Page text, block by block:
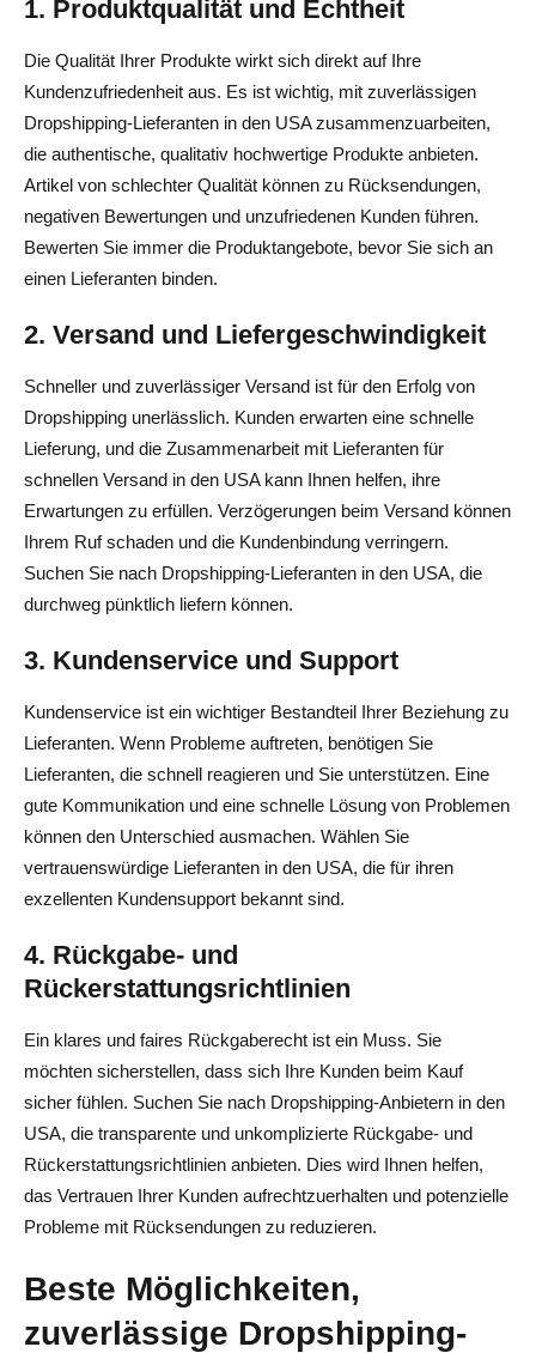
1. Produktqualität und Echtheit
Die Qualität Ihrer Produkte wirkt sich direkt auf Ihre
Kundenzufriedenheit aus. Es ist wichtig, mit zuverlässigen
Dropshipping-Lieferanten in den USA zusammenzuarbeiten,
die authentische, qualitativ hochwertige Produkte anbieten.
Artikel von schlechter Qualität können zu Rücksendungen,
negativen Bewertungen und unzufriedenen Kunden führen.
Bewerten Sie immer die Produktangebote, bevor Sie sich an
einen Lieferanten binden.
2. Versand und Liefergeschwindigkeit
Schneller und zuverlässiger Versand ist für den Erfolg von
Dropshipping unerlässlich. Kunden erwarten eine schnelle
Lieferung, und die Zusammenarbeit mit Lieferanten für
schnellen Versand in den USA kann Ihnen helfen, ihre
Erwartungen zu erfüllen. Verzögerungen beim Versand können
Ihrem Ruf schaden und die Kundenbindung verringern.
Suchen Sie nach Dropshipping-Lieferanten in den USA, die
durchweg pünktlich liefern können.
3. Kundenservice und Support
Kundenservice ist ein wichtiger Bestandteil Ihrer Beziehung zu
Lieferanten. Wenn Probleme auftreten, benötigen Sie
Lieferanten, die schnell reagieren und Sie unterstützen. Eine
gute Kommunikation und eine schnelle Lösung von Problemen
können den Unterschied ausmachen. Wählen Sie
vertrauenswürdige Lieferanten in den USA, die für ihren
exzellenten Kundensupport bekannt sind.
4. Rückgabe- und
Rückerstattungsrichtlinien
Ein klares und faires Rückgaberecht ist ein Muss. Sie
möchten sicherstellen, dass sich Ihre Kunden beim Kauf
sicher fühlen. Suchen Sie nach Dropshipping-Anbietern in den
USA, die transparente und unkomplizierte Rückgabe- und
Rückerstattungsrichtlinien anbieten. Dies wird Ihnen helfen,
das Vertrauen Ihrer Kunden aufrechtzuerhalten und potenzielle
Probleme mit Rücksendungen zu reduzieren.
Beste Möglichkeiten,
zuverlässige Dropshipping-